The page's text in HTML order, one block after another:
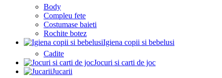
Body
Compleu fete
Costumase baieti
Rochite botez
Igiena copii si bebelusi
Cadite
Jocuri si carti de joc
Jucarii